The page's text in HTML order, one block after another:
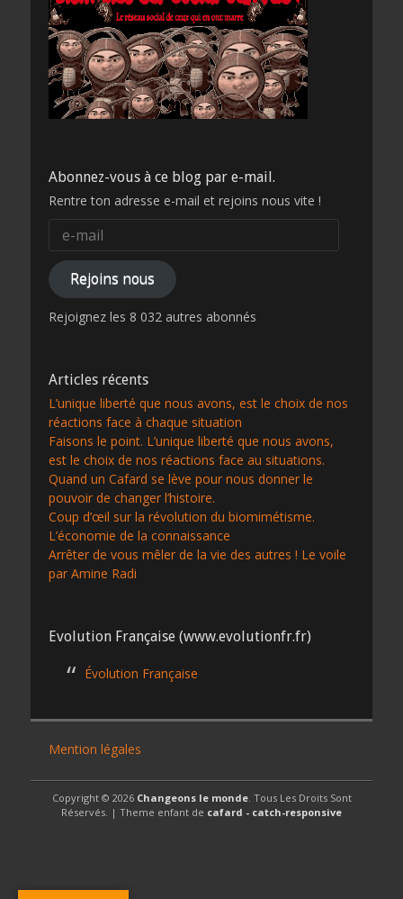
Abonnez-vous à ce blog par e-mail.
Rentre ton adresse e-mail et rejoins nous vite !
mail
Rejoins nous
Rejoignez les 8 032 autres abonnés
Articles récents
L’unique liberté que nous avons, est le choix de nos
réactions face à chaque situation
Faisons le point. L’unique liberté que nous avons,
est le choix de nos réactions face au situations.
Quand un Cafard se lève pour nous donner le
pouvoir de changer l’histoire.
Coup d’œil sur la révolution du biomimétisme.
L’économie de la connaissance
Arrêter de vous mêler de la vie des autres ! Le voile
par Amine Radi
Evolution Française (www.evolutionfr.fr)
Évolution Française
Mention légales
Copyright © 2026 Changeons le monde. Tous Les Droits Sont
Réservés. | Theme enfant de cafard - catch-responsive